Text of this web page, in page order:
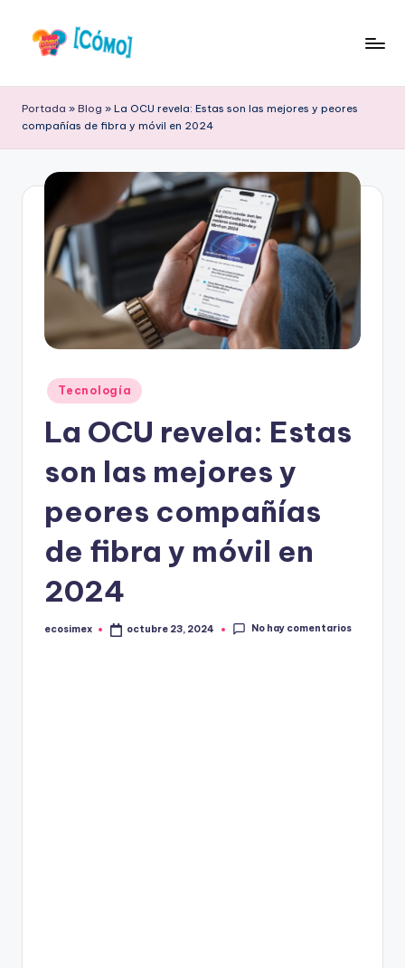
Saltar
a
b
C
ó
O
nl
tus
Portada » Blog » La OCU revela: Estas son las mejores y peores
compañías de fibra y móvil en 2024
Publicado
en
Tecnología
La OCU revela: Estas
son las mejores y
peores compañías
de fibra y móvil en
2024
Publicado
ecosimex octubre 23, 2024 No hay comentarios